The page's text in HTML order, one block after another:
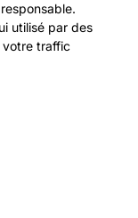
utilisé par des
votre traffic